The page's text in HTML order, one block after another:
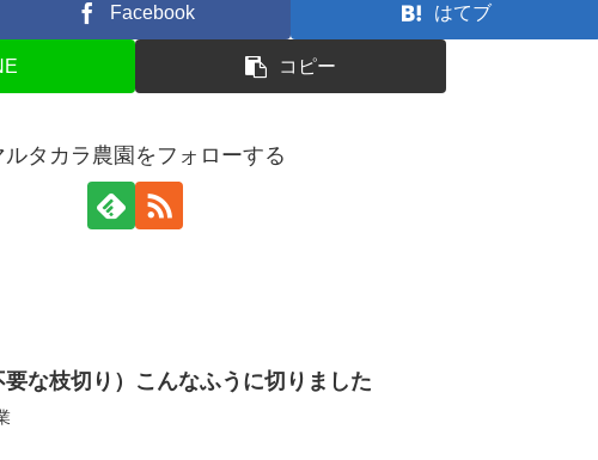
Facebook はてブ
コピー
ルタカラ農園をフォローする
な枝切り）こんなふうに切りました